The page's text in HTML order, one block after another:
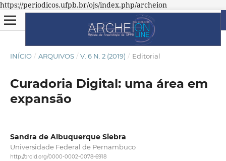
https://periodicos.ufpb.br/ojs/index.php/archeion
INÍCIO / ARQUIVOS / V. 6 N. 2 (2019) / Editorial
Curadoria Digital: uma área em
expansão
Sandra de Albuquerque Siebra
Universidade Federal de Pernambuco
http://orcid.org/0000-0002-0078-6918